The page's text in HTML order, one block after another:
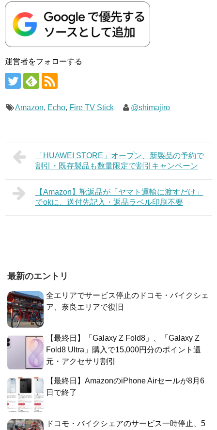
運営者をフォローする
Amazon, Echo, Fire TV Stick @shimajiro
「HUAWEI STORE」オープン、新製品の予約で
割引・既存製品も数量限定で割引キャンペーン
【Amazon】靴返品が「ヤマト運輸に渡すだけ」
でokに、送付先記入・返品ラベル印刷不要
最新のエントリ
全エリアでサービス停止のドコモ・バイクシェ
ア、奈良エリアで復旧
【最終日】「Galaxy Z Fold8」、「Galaxy Z
Fold8 Ultra」購入で15,000円分のポイント還
元・アクセサリ割引
【最終日】AmazonのiPhone Airセールが8月6
日で終了
ドコモ・バイクシェアのサービス一時停止、5